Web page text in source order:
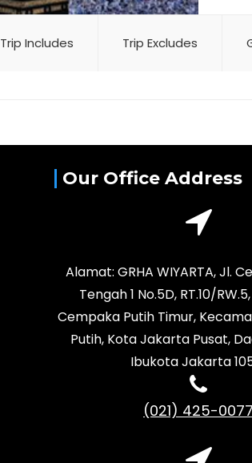
Trip Includes Trip Excludes
Our Office Address
Alamat: GRHA WIYARTA, Jl.
Tengah 1 No.5D, RT.10/
Cempaka Putih Timur,
Putih, Kota Jakarta Pusat,
Ibukota Jakarta
(021) 425-0077